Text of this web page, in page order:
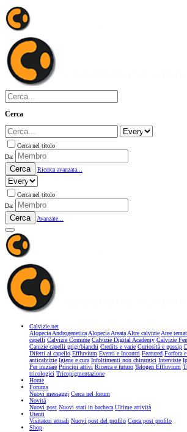
Cerca
Cerca nel titolo
Da:
Cerca Ricerca avanzata...
Cerca nel titolo
Da:
Cerca Avanzate...
Calvizie.net
Alopecia AndrogeneticaAlopecia AreataAltre calvizieAree
capelli Calvizie Comune Calvizie Digital Academy Calvizie
Canizie capelli grigi/bianchi Credits e varie Curiosità e gossip
Difetti al capello Effluvium Eventi e Incontri Featured Forfora
anticalvizie Igiene e cura Infoltimenti non chirurgici Interviste
Per iniziare Principi attivi Ricerca e futuro Telogen Effluvium
tricologici Tricopigmentazione
Home
Forums
Nuovi messaggi Cerca nel forum
Novità
Nuovi post Nuovi stati in bacheca Ultime attività
Utenti
Visitatori attuali Nuovi post del profilo Cerca post profilo
Shop